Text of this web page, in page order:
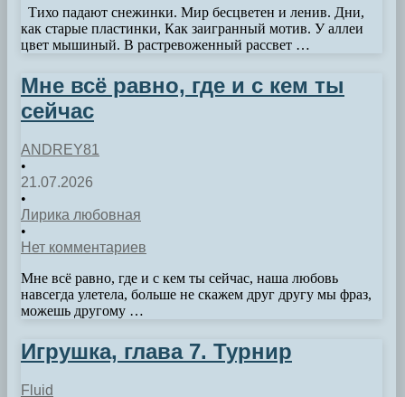
Тихо падают снежинки. Мир бесцветен и ленив. Дни,
как старые пластинки, Как заигранный мотив. У аллеи
цвет мышиный. В растревоженный рассвет …
Мне всё равно, где и с кем ты
сейчас
ANDREY81
•
21.07.2026
•
Лирика любовная
•
Нет комментариев
Мне всё равно, где и с кем ты сейчас, наша любовь
навсегда улетела, больше не скажем друг другу мы фраз,
можешь другому …
Игрушка, глава 7. Турнир
Fluid